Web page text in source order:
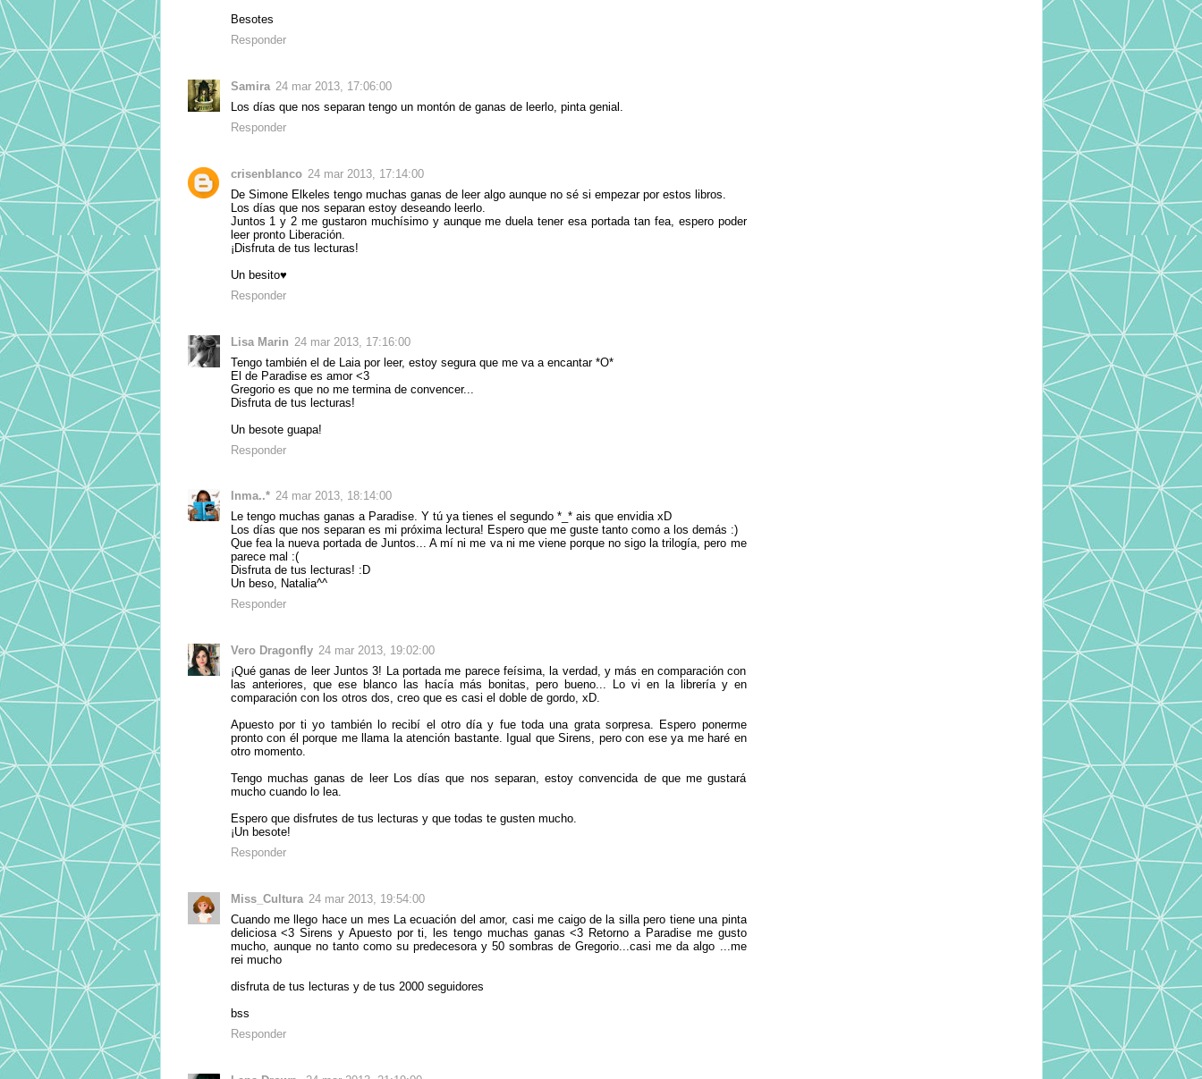
Besotes
Responder
Samira 24 mar 2013, 17:06:00
Los días que nos separan tengo un montón de ganas de leerlo, pinta genial.
Responder
crisenblanco 24 mar 2013, 17:14:00
De Simone Elkeles tengo muchas ganas de leer algo aunque no sé si empezar por estos libros.
Los días que nos separan estoy deseando leerlo.
Juntos 1 y 2 me gustaron muchísimo y aunque me duela tener esa portada tan fea, espero poder
leer pronto Liberación.
¡Disfruta de tus lecturas!
Un besito♥
Responder
Lisa Marin 24 mar 2013, 17:16:00
Tengo también el de Laia por leer, estoy segura que me va a encantar *O*
El de Paradise es amor <3
Gregorio es que no me termina de convencer...
Disfruta de tus lecturas!
Un besote guapa!
Responder
Inma..* 24 mar 2013, 18:14:00
Le tengo muchas ganas a Paradise. Y tú ya tienes el segundo *_* ais que envidia xD
Los días que nos separan es mi próxima lectura! Espero que me guste tanto como a los demás :)
Que fea la nueva portada de Juntos... A mí ni me va ni me viene porque no sigo la trilogía, pero me
parece mal :(
Disfruta de tus lecturas! :D
Un beso, Natalia^^
Responder
Vero Dragonfly 24 mar 2013, 19:02:00
¡Qué ganas de leer Juntos 3! La portada me parece feísima, la verdad, y más en comparación con
las anteriores, que ese blanco las hacía más bonitas, pero bueno... Lo vi en la librería y en
comparación con los otros dos, creo que es casi el doble de gordo, xD.
Apuesto por ti yo también lo recibí el otro día y fue toda una grata sorpresa. Espero ponerme
pronto con él porque me llama la atención bastante. Igual que Sirens, pero con ese ya me haré en
otro momento.
Tengo muchas ganas de leer Los días que nos separan, estoy convencida de que me gustará
mucho cuando lo lea.
Espero que disfrutes de tus lecturas y que todas te gusten mucho.
¡Un besote!
Responder
Miss_Cultura 24 mar 2013, 19:54:00
Cuando me llego hace un mes La ecuación del amor, casi me caigo de la silla pero tiene una pinta
deliciosa <3 Sirens y Apuesto por ti, les tengo muchas ganas <3 Retorno a Paradise me gusto
mucho, aunque no tanto como su predecesora y 50 sombras de Gregorio...casi me da algo ...me
rei mucho
disfruta de tus lecturas y de tus 2000 seguidores
bss
Responder